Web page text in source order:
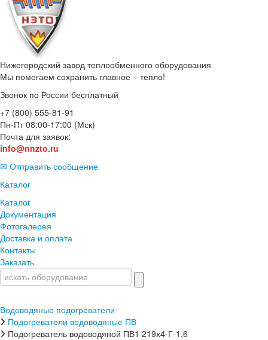
Нижегородский завод теплообменного оборудования
Мы помогаем сохранить главное – тепло!
Звонок по России бесплатный
+7 (800) 555-81-91
Пн-Пт 08:00-17:00 (Мск)
Почта для заявок:
info@nnzto.ru
✉ Отправить сообщение
Каталог
Каталог
Документация
Фотогалерея
Доставка и оплата
Контакты
Заказать
Водоводяные подогреватели
Подогреватели водоводяные ПВ
Подогреватель водоводяной ПВ1 219х4-Г-1,6